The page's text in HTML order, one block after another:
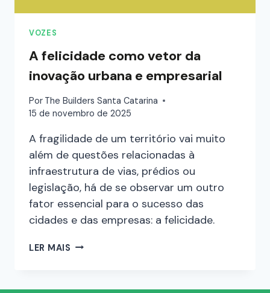
VOZES
A felicidade como vetor da
inovação urbana e empresarial
Por The Builders Santa Catarina
15 de novembro de 2025
A fragilidade de um território vai muito
além de questões relacionadas à
infraestrutura de vias, prédios ou
legislação, há de se observar um outro
fator essencial para o sucesso das
cidades e das empresas: a felicidade.
LER MAIS